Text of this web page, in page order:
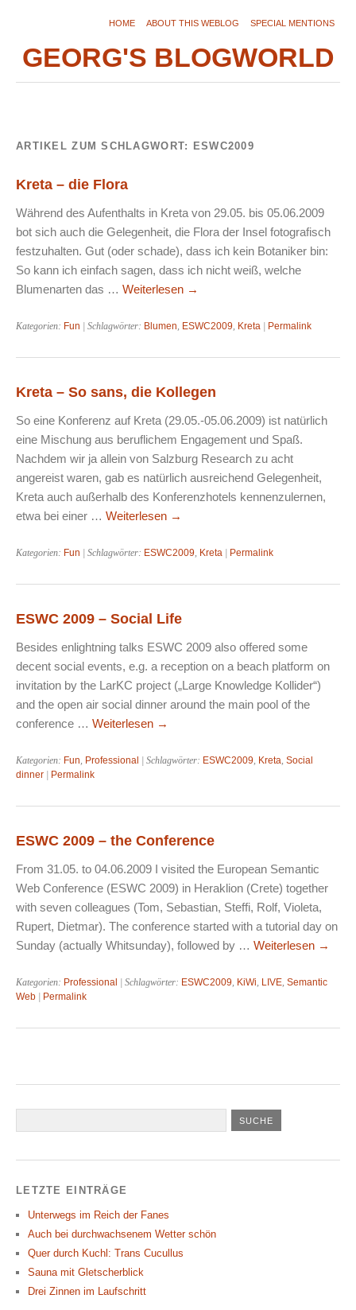
HOME ABOUT THIS WEBLOG SPECIAL MENTIONS
GEORG'S BLOGWORLD
ARTIKEL ZUM SCHLAGWORT: ESWC2009
Kreta – die Flora
Während des Aufenthalts in Kreta von 29.05. bis 05.06.2009
bot sich auch die Gelegenheit, die Flora der Insel fotografisch
festzuhalten. Gut (oder schade), dass ich kein Botaniker bin:
So kann ich einfach sagen, dass ich nicht weiß, welche
Blumenarten das … Weiterlesen →
Kategorien: Fun | Schlagwörter: Blumen, ESWC2009, Kreta Permalink
Kreta – So sans, die Kollegen
So eine Konferenz auf Kreta (29.05.-05.06.2009) ist natürlich
eine Mischung aus beruflichem Engagement und Spaß.
Nachdem wir ja allein von Salzburg Research zu acht
angereist waren, gab es natürlich ausreichend Gelegenheit,
Kreta auch außerhalb des Konferenzhotels kennenzulernen,
etwa bei einer … Weiterlesen →
Kategorien: Fun | Schlagwörter: ESWC2009, Kreta Permalink
ESWC 2009 – Social Life
Besides enlightning talks ESWC 2009 also offered some
decent social events, e.g. a reception on a beach platform on
invitation by the LarKC project („Large Knowledge Kollider“)
and the open air social dinner around the main pool of the
conference … Weiterlesen →
Kategorien: Fun, Professional | Schlagwörter: ESWC2009, Kreta, Social
dinner
Permalink
ESWC 2009 – the Conference
From 31.05. to 04.06.2009 I visited the European Semantic
Web Conference (ESWC 2009) in Heraklion (Crete) together
with seven colleagues (Tom, Sebastian, Steffi, Rolf, Violeta,
Rupert, Dietmar). The conference started with a tutorial day on
Sunday (actually Whitsunday), followed by … Weiterlesen →
Kategorien: Professional | Schlagwörter: ESWC2009, KiWi, LIVE, Semantic
Web
Permalink
LETZTE EINTRÄGE
Unterwegs im Reich der Fanes
Auch bei durchwachsenem Wetter schön
Quer durch Kuchl: Trans Cucullus
Sauna mit Gletscherblick
Drei Zinnen im Laufschritt